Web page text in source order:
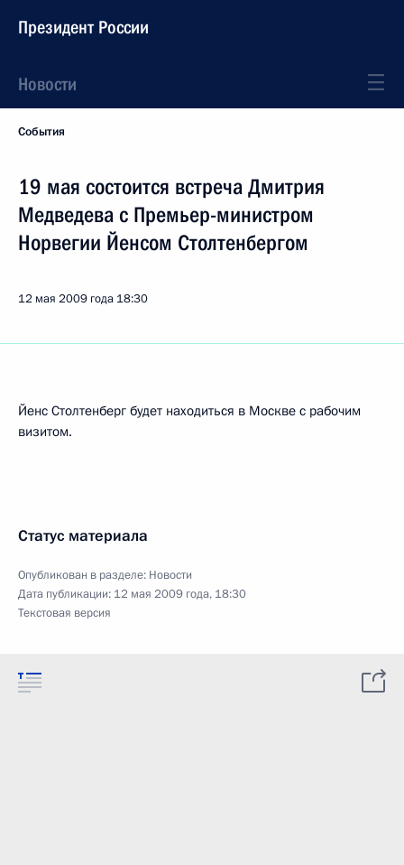
Президент России
Новости
События
19 мая состоится встреча Дмитрия
Медведева с Премьер-министром
Норвегии Йенсом Столтенбергом
12 мая 2009 года 18:30
Йенс Столтенберг будет находиться в Москве с рабочим
визитом.
Статус материала
Опубликован в разделе: Новости
Дата публикации: 12 мая 2009 года, 18:30
Текстовая версия